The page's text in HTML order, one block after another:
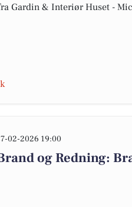
Gardin & Interiør Huset -
02-2026 19:00
og Redning: